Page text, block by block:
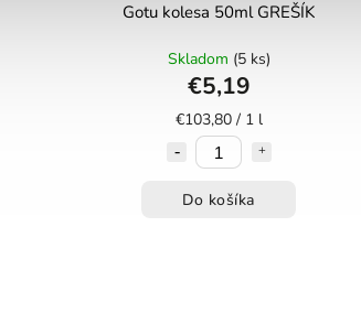
Gotu kolesa 50ml GREŠÍK
Skladom (5 ks)
€5,19
€103,80 / 1 l
Do košíka